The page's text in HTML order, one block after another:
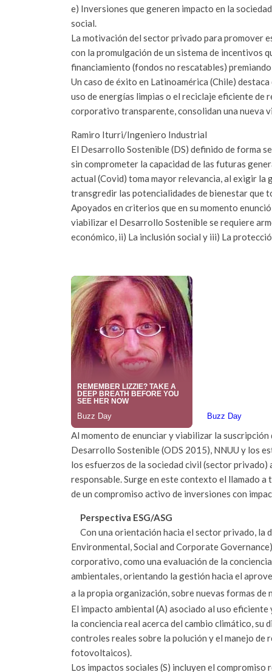
e) Inversiones que generen impacto en la
social.
La motivación del sector privado para promover
con la promulgación de un sistema de incentivos
financiamiento (fondos no rescatables)
Un caso de éxito en Latinoamérica (Chile)
uso de energías limpias o el reciclaje eficiente de
corporativo transparente, consolidan una nueva
Ramiro Iturri/Ingeniero Industrial
El Desarrollo Sostenible (DS) definido de forma
sin comprometer la capacidad de las futuras
actual (Covid) toma mayor relevancia, al exigir la
transgredir las potencialidades de bienestar que
Apoyados en criterios que en su momento
viabilizar el Desarrollo Sostenible se requiere
económico, ii) La inclusión social y iii) La
Al momento de enunciar y viabilizar la
Desarrollo Sostenible (ODS 2015), NNUU y los
los esfuerzos de la sociedad civil (sector
responsable. Surge en este contexto el llamado
de un compromiso activo de inversiones con
Perspectiva ESG/ASG
Con una orientación hacia el sector privado, la
Environmental, Social and Corporate
corporativo, como una evaluación de la
ambientales, orientando la gestión hacia el
a la propia organización, sobre nuevas formas de
El impacto ambiental (A) asociado al uso
la conciencia real acerca del cambio climático,
controles reales sobre la polución y el manejo de
fotovoltaicos).
Los impactos sociales (S) incluyen el